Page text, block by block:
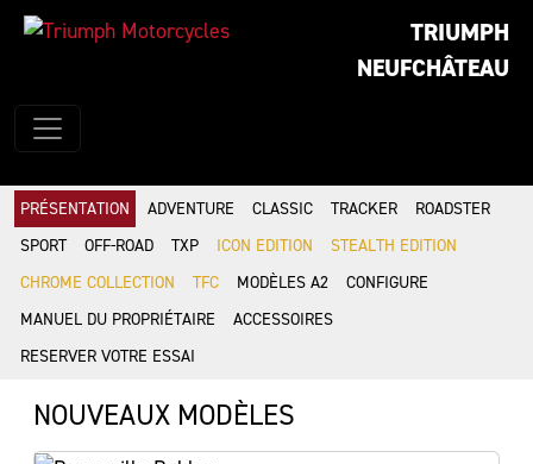
TRIUMPH
NEUFCHÂTEAU
PRÉSENTATION ADVENTURE CLASSIC TRACKER
ROADSTER
SPORT
OFF-ROAD TXP ICON EDITION
STEALTH EDITION
CHROME COLLECTION
TFC MODÈLES A2
CONFIGURE
MANUEL DU PROPRIÉTAIRE
ACCESSOIRES
RESERVER VOTRE ESSAI
NOUVEAUX MODÈLES